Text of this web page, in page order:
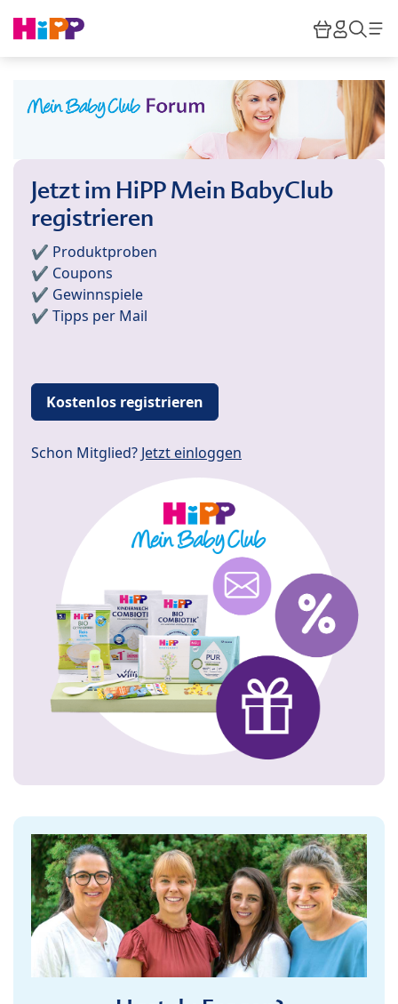
HiPP
Jetzt im HiPP Mein BabyClub
registrieren
✔️ Produktproben
✔️ Coupons
✔️ Gewinnspiele
✔️ Tipps per Mail
Kostenlos registrieren
Schon Mitglied? Jetzt einloggen